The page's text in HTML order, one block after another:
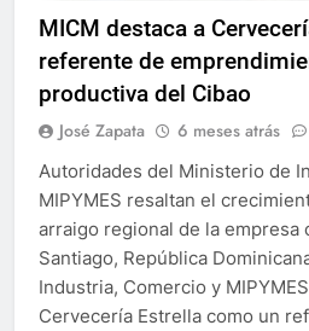
MICM destaca a
referente de
productiva del Cibao
José Zapata 6 meses atrás
Autoridades del Ministerio de
MIPYMES resaltan el
arraigo regional de la empresa
Santiago, República
Industria, Comercio y
Cervecería Estrella como un